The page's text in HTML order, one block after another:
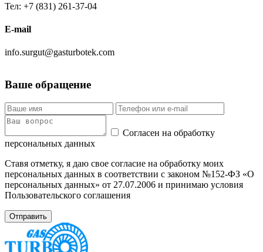
Тел: +7 (831) 261-37-04
E-mail
info.surgut@gasturbotek.com
Ваше обращение
Согласен на обработку
персональных данных
Ставя отметку, я даю свое согласие на обработку моих
персональных данных в соответствии с законом №152-ФЗ «О
персональных данных» от 27.07.2006 и принимаю условия
Пользовательского соглашения